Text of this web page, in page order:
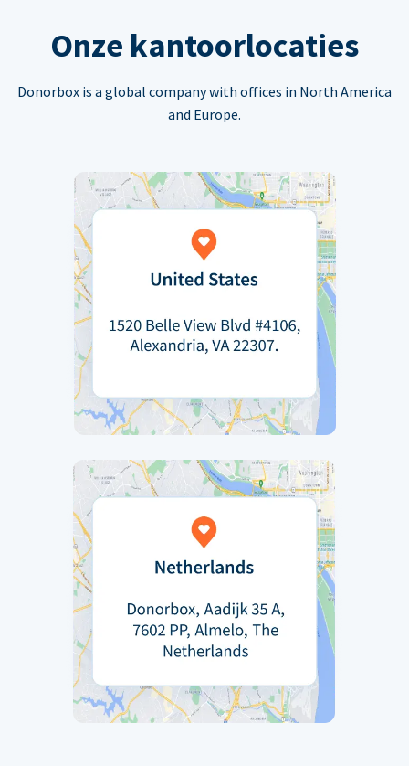
Onze kantoorlocaties
Donorbox is a global company with offices in North America
and Europe.